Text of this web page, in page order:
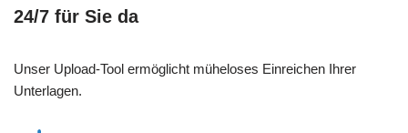
24/7 für Sie da
Unser Upload-Tool ermöglicht müheloses Einreichen Ihrer
Unterlagen.